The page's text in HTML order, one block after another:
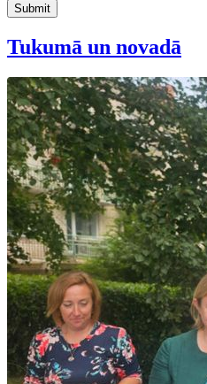
Submit
Tukumā un novadā